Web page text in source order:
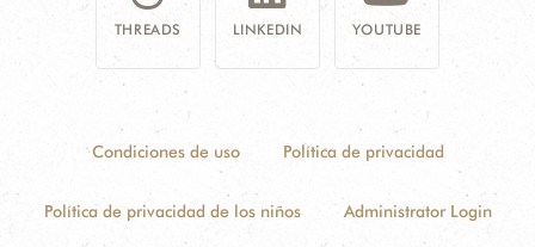
THREADS LINKEDIN YOUTUBE
Condiciones de uso Política de privacidad
Política de privacidad de los niños Administrator Login